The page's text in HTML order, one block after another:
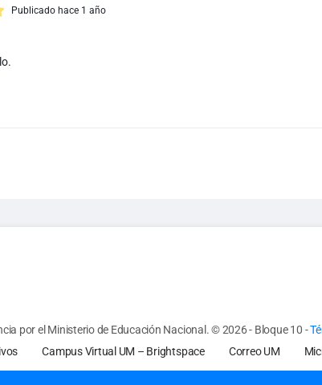
Publicado hace 1 año
por el Ministerio de Educación Nacional.© 2026 - Bloque 10 -
Campus Virtual UM – Brightspace Correo UM